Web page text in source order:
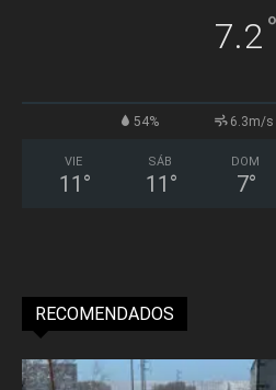
7.2°
54% 6.3m/s
VIE
11 °
SÁB
11 °
DOM
7°
RECOMENDADOS